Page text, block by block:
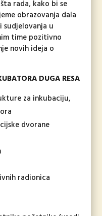
rada, kako bi se
obrazovanja dala
sudjelovanja u
time pozitivno
novih ideja o
DUGA RESA
za inkubaciju,
dvorane
radionica